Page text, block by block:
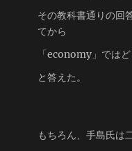
その教科書通りの回
てから
「economy」では
と答えた。
もちろん、手島氏は